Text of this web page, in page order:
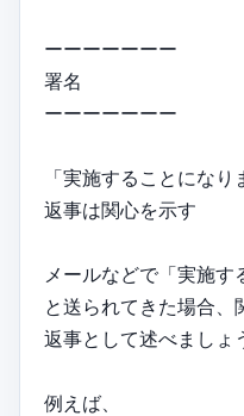
ーーーーーーー
署名
ーーーーーーー
「実施することにな
返事は関心を示す
メールなどで「実施す
と送られてきた場合、
返事として述べましょ
例えば、